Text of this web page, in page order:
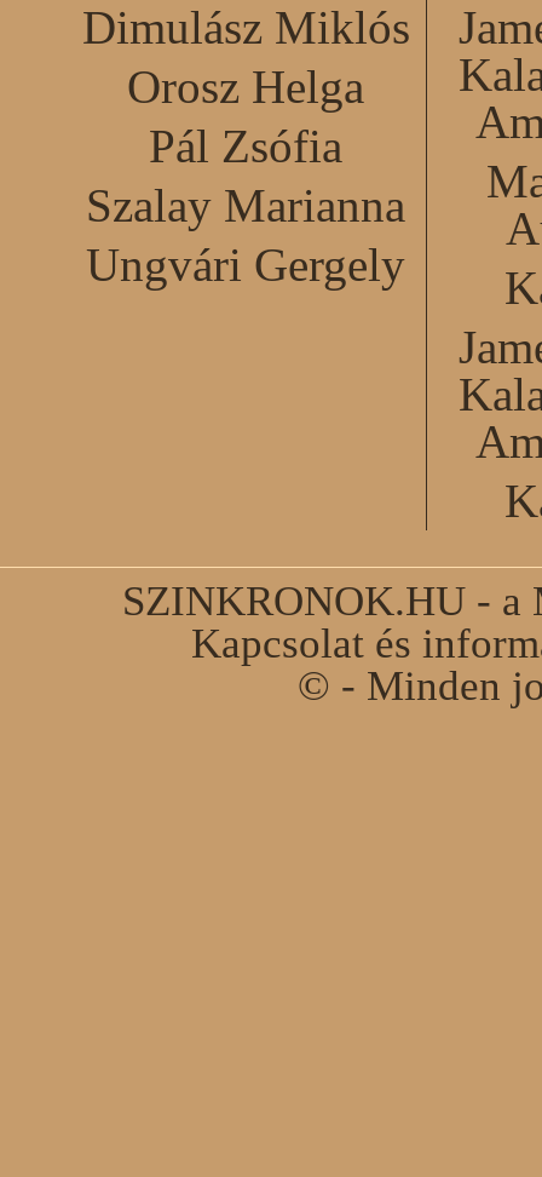
Dimulász Miklós
Orosz Helga
Pál Zsófia
Szalay Marianna
Ungvári Gergely
SZINKRONOK.HU - a
Kapcsolat és
© - Minden